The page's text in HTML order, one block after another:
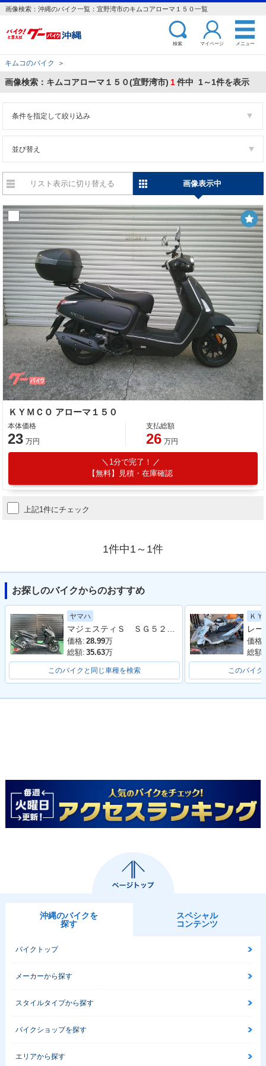
画像検索：沖縄のバイク一覧：宜野湾市のキムコアローマ１５０一覧
検索 マイページ メニュー
キムコのバイク ＞
画像検索：キムコアローマ１５０(宜野湾市) 1件中 1～1件を表示
条件を指定して絞り込み
並び替え
リスト表示に切り替える 画像表示中
ＫＹＭＣＯ アローマ１５０
本体価格
23 万円
支払総額
26 万円
1分で完了！
【無料】見積・在庫確認
上記1件にチェック
1件中1～1件
お探しのバイクからのおすすめ
ヤマハ
価格: 28.99万
総額: 35.63万
このバイクと同じ車種を検索
ＫＹ
価格:
総額:
このバイク
沖縄のバイクを
探す
スペシャル
コンテンツ
バイクトップ
メーカーから探す
スタイルタイプから探す
バイクショップを探す
エリアから探す